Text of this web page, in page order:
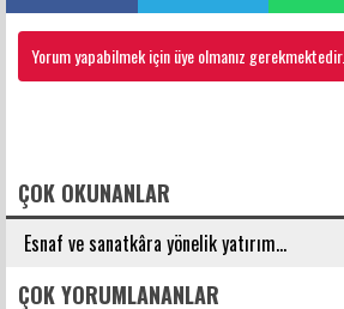
Yorum yapabilmek için üye olmanız gerekmektedir.
ÇOK OKUNANLAR
Esnaf ve sanatkâra yönelik yatırım...
ÇOK YORUMLANANLAR